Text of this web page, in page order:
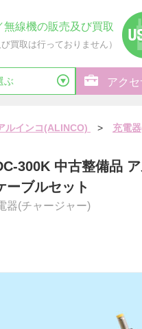
線機の販売及び買取
買取は行っておりません）
ぶ アクセ
ルインコ(ALINCO) > 充電
300K 中古整備品
ーブルセット
器(チャージャー)